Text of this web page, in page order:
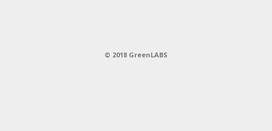
© 2018 GreenLABS